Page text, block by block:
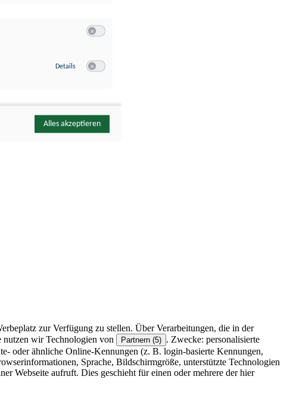
zur Verfügung zu stellen. Über Verarbeitungen, die in der
nutzen wir Technologien von Partnern (5) . Zwecke: personalisierte
oder ähnliche Online-Kennungen (z. B. login-basierte Kennungen,
Sprache, Bildschirmgröße, unterstützte Technologien
Webseite aufruft. Dies geschieht für einen oder mehrere der hier
Details zu YouTube
Alles akzeptieren